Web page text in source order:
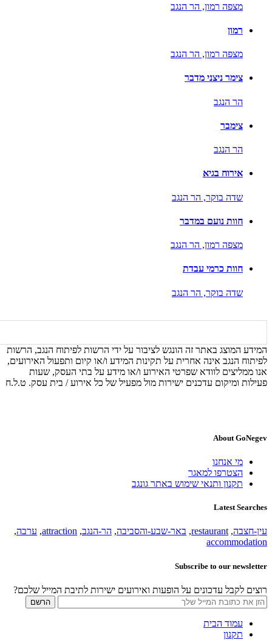
מצפה רמון, הר הנגב
רמון
מצפה רמון, הר הנגב
צימר ניצני מדבר
הר הנגב
צימבר
הר הנגב
אירוח בגיא
שדה בוקר, הר הנגב
חוות נועם במדבר
מצפה רמון, הר הנגב
חוות כרמי עבדת
שדה בוקר, הר הנגב
המידע המוצג באתר זה הונגש לציבור על ידי הרשות לפיתוח הנגב, הרשות
לפיתוח הנגב אינה אחרית על תקינות המידע ו/או קיום ותפעול האירועים,
אנו ממליצים לוודא שפרטי האירוע ו/או מידע על בתי העסק, שעות
פעילות ומיקום עדכנים ישירות מול מפעיל של כל אירוע / בית עסק. ט.ל.ח
About GoNegev
מי אנחנו
הצטרפו למאגר
תקנון ותנאי שימוש באתר גונגב
Latest Searches
עין-חצבה,
restaurant
, באר-שבע-והסביבה, הר-הנגב,
attraction
, ערבה,
accommodation
Subscribe to our newsletter
רוצים לקבל עדכונים על הופעות ואירועים ישירות לתיבת המייל שלכם?
עמוד הבית
תקנון